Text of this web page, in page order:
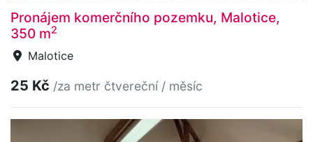
Pronájem komerčního pozemku, Malotice,
350 m2
Malotice
25 Kč /za metr čtvereční / měsíc